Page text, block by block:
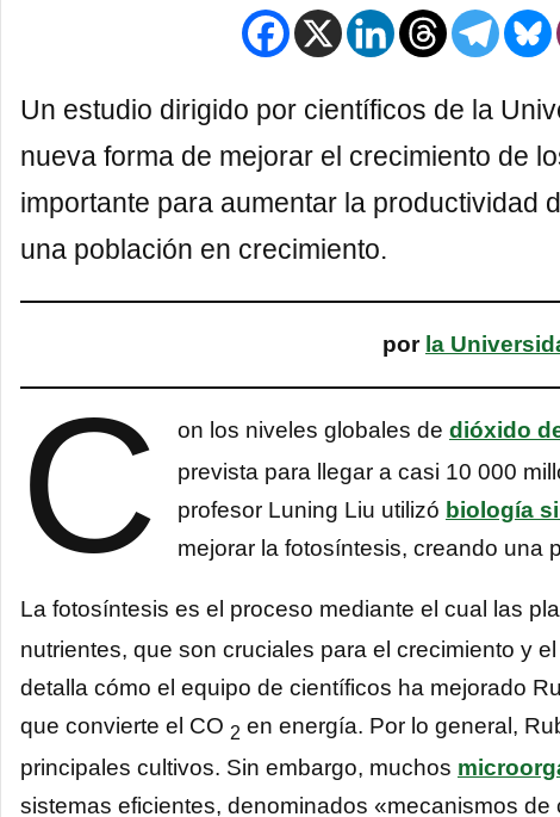
Un estudio dirigido por científicos de la
nueva forma de mejorar el crecimiento de
importante para aumentar la productividad
una población en crecimiento.
por la
C on los niveles globales de dióxido
prevista para llegar a casi 10 000
profesor Luning Liu utilizó biología
mejorar la fotosíntesis, creando una
La fotosíntesis es el proceso mediante el cual las
nutrientes, que son cruciales para el crecimiento y
detalla cómo el equipo de científicos ha mejorado
que convierte el CO 2 en energía. Por lo general,
principales cultivos. Sin embargo, muchos
sistemas eficientes, denominados «mecanismos de